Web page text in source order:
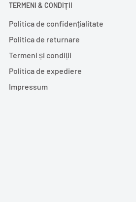
TERMENI & CONDIȚII
Politica de confidențialitate
Politica de returnare
Termeni și condiții
Politica de expediere
Impressum